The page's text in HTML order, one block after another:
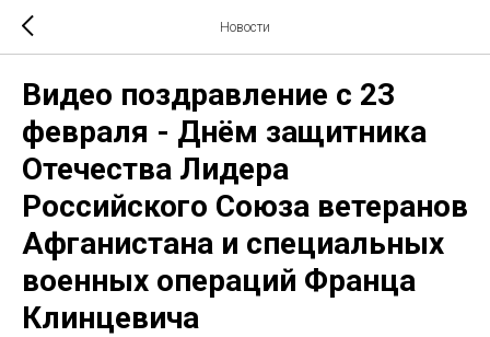
Новости
Видео поздравление с 23
февраля - Днём защитника
Отечества Лидера
Российского Союза ветеранов
Афганистана и специальных
военных операций Франца
Клинцевича